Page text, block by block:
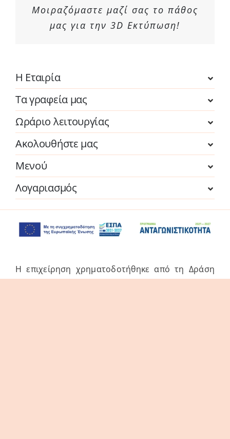
Μοιραζόμαστε μαζί σας το πάθος
μας για την 3D Εκτύπωση!
Η Εταιρία
Τα γραφεία μας
Ωράριο λειτουργίας
Ακολουθήστε μας
Μενού
Λογαριασμός
Η επιχείρηση χρηματοδοτήθηκε από τη Δράση